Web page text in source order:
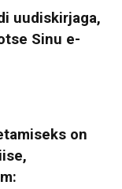
uudiskirjaga,
Sinu e-
on